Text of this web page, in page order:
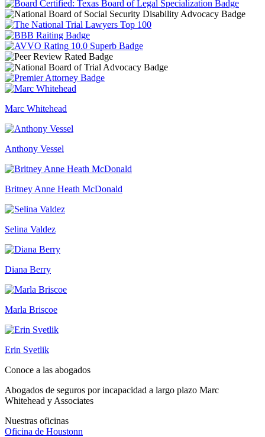
Marc Whitehead
Anthony Vessel
Britney Anne Heath McDonald
Selina Valdez
Diana Berry
Marla Briscoe
Erin Svetlik
Conoce a las abogados
Abogados de seguros por incapacidad a largo plazo Marc
Whitehead y Associates
Nuestras oficinas
Oficina de Houstonn